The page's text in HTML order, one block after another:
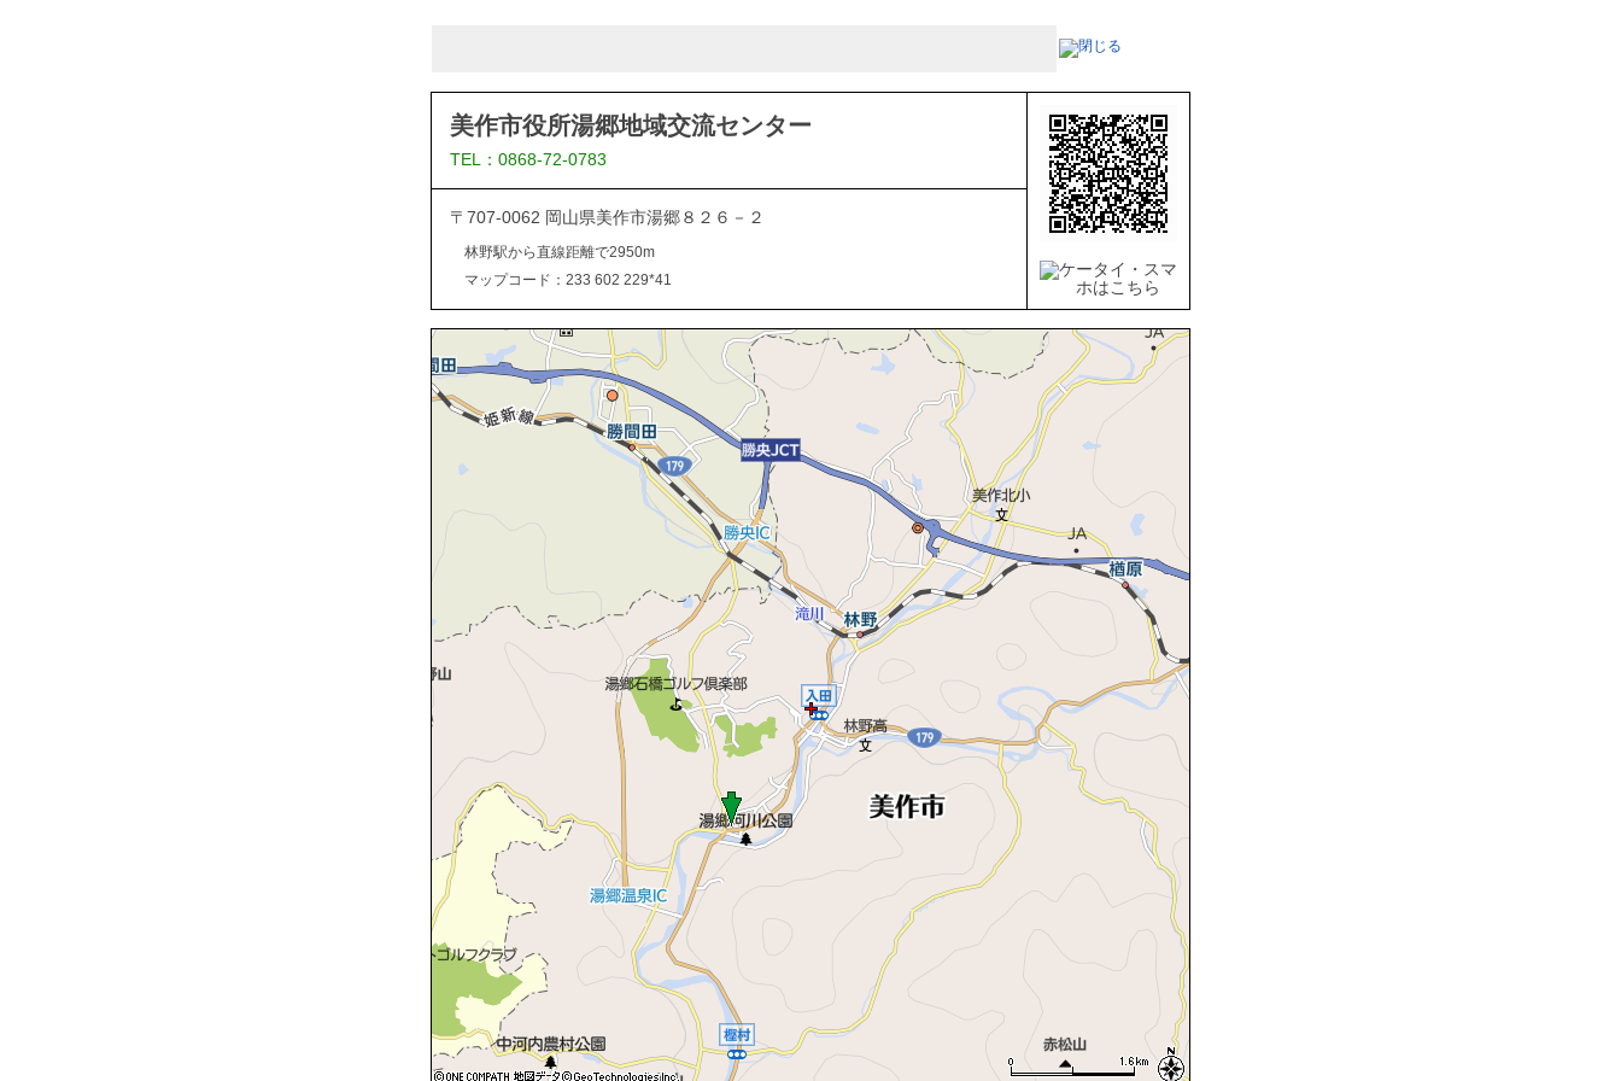
美作市役所湯郷地域交流センター
TEL：0868-72-0783
〒707-0062 岡山県美作市湯郷８２６－２
林野駅から直線距離で2950m
マップコード：233 602 229*41